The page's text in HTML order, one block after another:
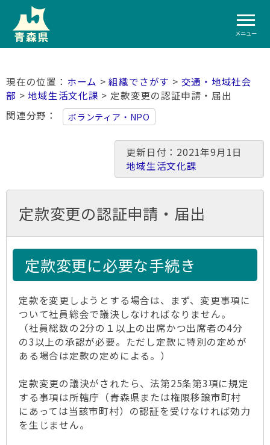
メニュー
ホーム >組織でさがす > 交通・地域社会
部 >地域生活文化課 > 定款変更の認証申請・届出
関連分野
ボランティア・NPO
更新日付：2021年9月1日
地域生活文化課
定款変更の認証申請・届出
定款変更に必要な手続き
定款を変更しようとする場合は、まず、変更事項に
ついて社員総会で議決しなければなりません。
（社員総数の2分の１以上の出席かつ出席者の4分
の3以上の承認が必要。ただし定款に特別の定めが
ある場合は定款の定めによる。）
定款変更の議決がされたら、法第25条第3項に規定
する事項は所轄庁（青森県または権限移譲市町村
にあっては当該市町村）の認証を受けなければ効力
を生じません。